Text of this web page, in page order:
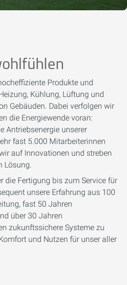
Produkte und
Kühlung, Lüftung und
Gebäuden. Dabei verfolgen wir
die Energiewende voran:
Antriebsenergie unserer
fast 5.000 Mitarbeiterinnen
auf Innovationen und streben
Lösung.
die Fertigung bis zum Service für
unsere Erfahrung aus 100
fast 50 Jahren
über 30 Jahren
zukunftssichere Systeme zu
und Nutzen für unser aller